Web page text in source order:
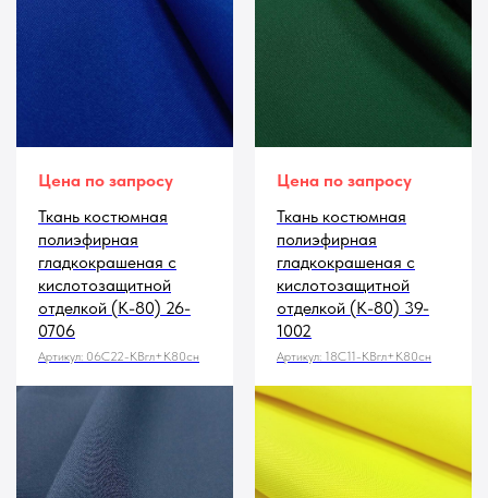
Цена по запросу
Ткань костюмная
полиэфирная
гладкокрашеная с
кислотозащитной
отделкой (К-80) 26-
0706
Артикул: 06С22-КВгл+К80сн
Цена по запросу
Ткань костюмная
полиэфирная
гладкокрашеная с
кислотозащитной
отделкой (К-80) 39-
1002
Артикул: 18С11-КВгл+К80сн